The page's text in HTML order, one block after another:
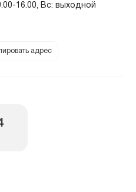
16.00, Вс: выходной
адрес